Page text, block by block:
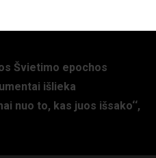
Švietimo epochos
išlieka
nuo to, kas juos išsako‘‘,